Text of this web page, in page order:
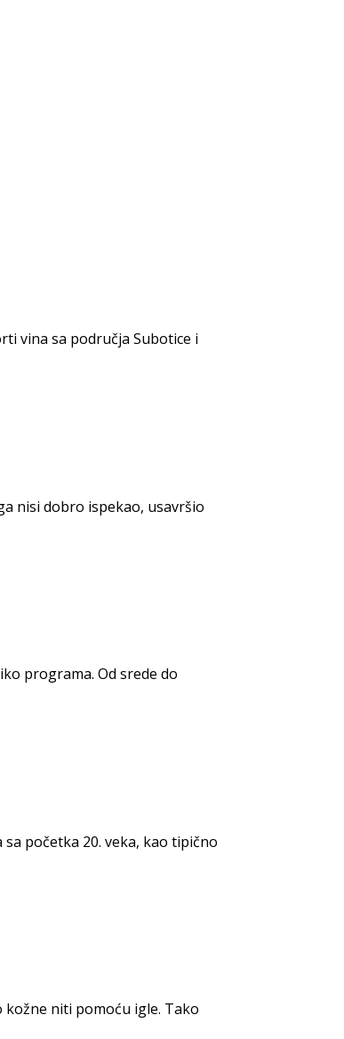
vina sa područja Subotice i
nisi dobro ispekao, usavršio
programa. Od srede do
početka 20. veka, kao tipično
niti pomoću igle. Tako